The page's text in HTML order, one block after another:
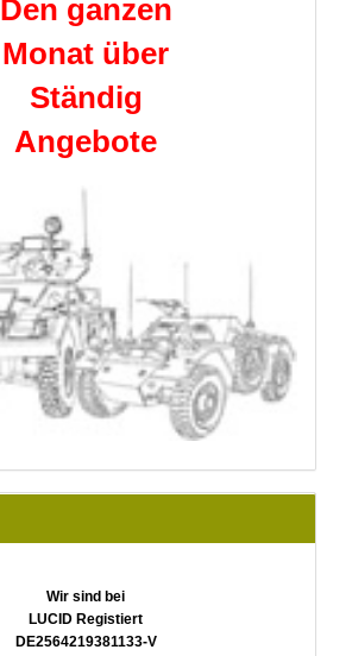
Den ganzen
Monat über
Ständig
Angebote
Wir sind bei
LUCID Registiert
DE2564219381133-V